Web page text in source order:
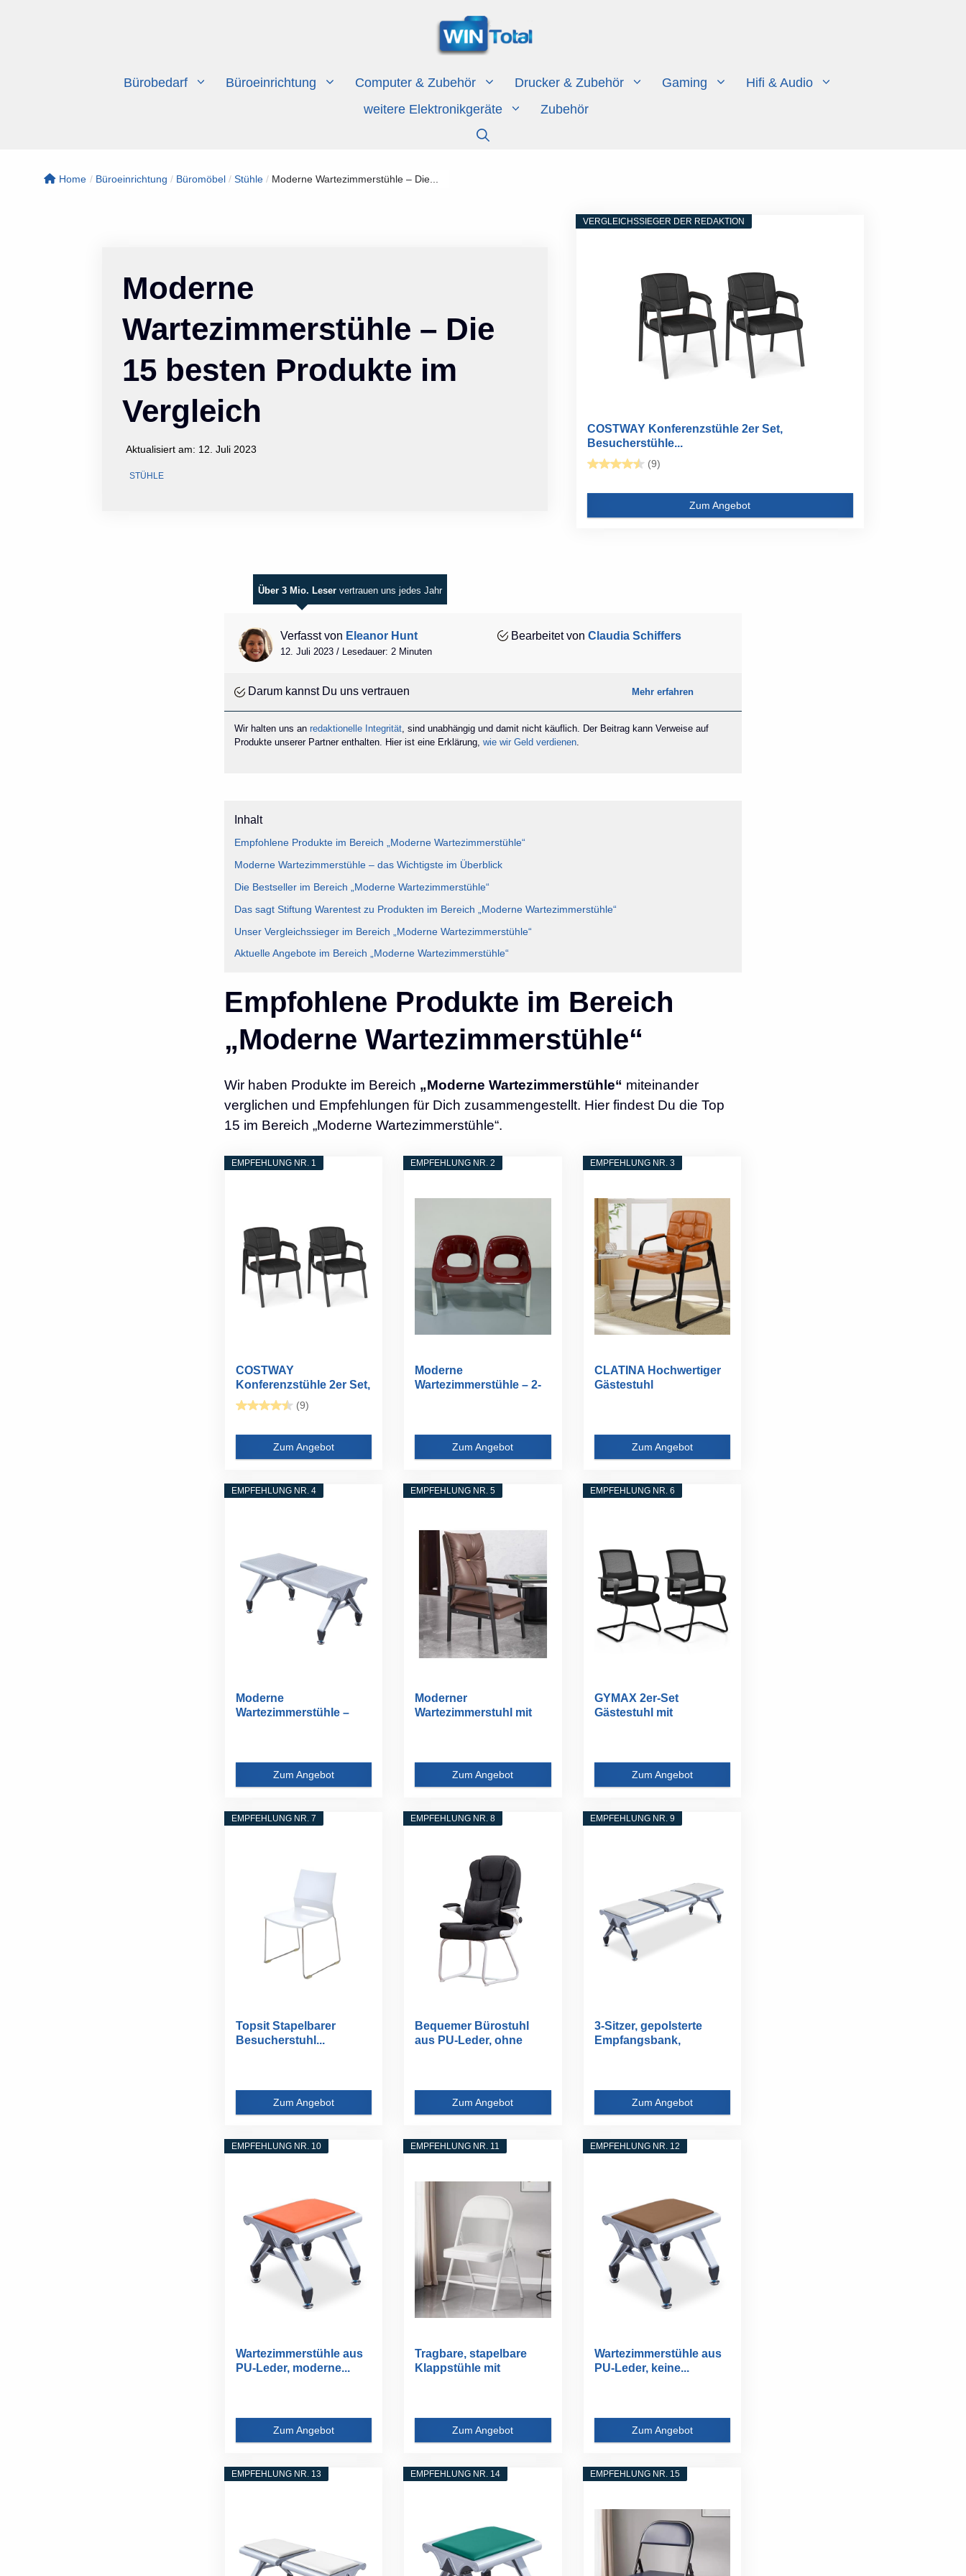
Bürobedarf Büroeinrichtung Computer & Zubehör Drucker & Zubehör Gaming
Hifi & Audio
weitere Elektronikgeräte
Zubehör
Home / Büroeinrichtung / Büromöbel / Stühle / Moderne Wartezimmerstühle – Die...
Moderne
Wartezimmerstühle – Die
15 besten Produkte im
Vergleich
Aktualisiert am: 12. Juli 2023
STÜHLE
VERGLEICHSSIEGER DER REDAKTION
COSTWAY Konferenzstühle 2er Set,
Besucherstühle...
(9)
Zum Angebot
Über 3 Mio. Leser vertrauen uns jedes Jahr
Verfasst von Eleanor Hunt
12. Juli 2023 / Lesedauer: 2 Minuten
Bearbeitet von Claudia Schiffers
Darum kannst Du uns vertrauen Mehr erfahren
Wir halten uns anredaktionelle Integrität, sind unabhängig und damit nicht käuflich. Der Beitrag kann Verweise auf
Produkte unserer Partner enthalten. Hier ist eine Erklärung,wie wir Geld verdienen.
Inhalt
Empfohlene Produkte im Bereich „Moderne Wartezimmerstühle“
Moderne Wartezimmerstühle – das Wichtigste im Überblick
Die Bestseller im Bereich „Moderne Wartezimmerstühle“
Das sagt Stiftung Warentest zu Produkten im Bereich „Moderne Wartezimmerstühle“
Unser Vergleichssieger im Bereich „Moderne Wartezimmerstühle“
Aktuelle Angebote im Bereich „Moderne Wartezimmerstühle“
Empfohlene Produkte im Bereich
„Moderne Wartezimmerstühle“
Wir haben Produkte im Bereich „Moderne Wartezimmerstühle“ miteinander
verglichen und Empfehlungen für Dich zusammengestellt. Hier findest Du die Top
15 im Bereich „Moderne Wartezimmerstühle“.
EMPFEHLUNG NR. 1
COSTWAY
Konferenzstühle 2er Set,
Besucherstühle...
(9)
Zum Angebot
EMPFEHLUNG NR. 2
Moderne
Wartezimmerstühle – 2-
Zum Angebot
EMPFEHLUNG NR. 3
CLATINA Hochwertiger
Gästestuhl
Zum Angebot
EMPFEHLUNG NR. 4
Moderne
Wartezimmerstühle –
Zum Angebot
EMPFEHLUNG NR. 5
Moderner
Wartezimmerstuhl mit
Zum Angebot
EMPFEHLUNG NR. 6
GYMAX 2er-Set
Gästestuhl mit
Zum Angebot
EMPFEHLUNG NR. 7
Topsit Stapelbarer
Besucherstuhl...
Zum Angebot
EMPFEHLUNG NR. 8
Bequemer Bürostuhl
aus PU-Leder, ohne
Zum Angebot
EMPFEHLUNG NR. 9
3-Sitzer, gepolsterte
Empfangsbank,
Zum Angebot
EMPFEHLUNG NR. 10
Wartezimmerstühle aus
PU-Leder, moderne...
Zum Angebot
EMPFEHLUNG NR. 11
Tragbare, stapelbare
Klappstühle mit
Zum Angebot
EMPFEHLUNG NR. 12
Wartezimmerstühle aus
PU-Leder, keine...
Zum Angebot
EMPFEHLUNG NR. 13 EMPFEHLUNG NR. 14 EMPFEHLUNG NR. 15